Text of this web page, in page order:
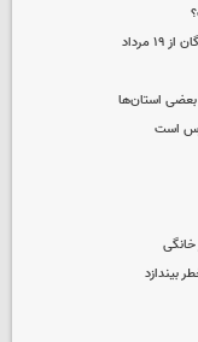
استان‌ها
است